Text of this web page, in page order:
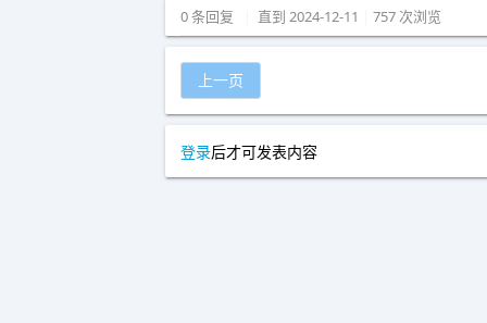
0 条回复 直到 2024-12-11 757 次浏览
上一页
登录后才可发表内容